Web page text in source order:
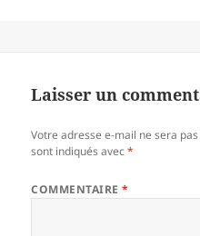
Laisser un
Votre adresse e-mail ne sera
sont indiqués avec*
COMMENTAIRE*